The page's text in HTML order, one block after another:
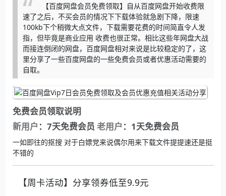
【百度网盘会员免费领取】自从百度网盘开始收费限
速了之后，不买会员的情况下下载体验就急剧下降，限速
100kb下个稍微大点文件，下载需要花费的时间简直令人发
指，但毕竟是商业应用 收费也很正常。相比这些年网盘大战
而接连倒闭的网盘，百度网盘相对来说是比较稳定的了，这
里分享了一些百度网盘的一些免费会员或者优惠活动需要的
自取。
免费会员领取说明
新用户 ：7天免费会员 老用户 ：1天免费会员
一如即往的抠搜 对于白嫖党来说偶尔用来下载文件提提速还是挺
不错的
【周卡活动】分享领券低至9.9元